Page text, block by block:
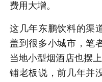
费用大增。
这几年东鹏饮料的渠
盖到很多小城市，笔
当地小型烟酒店也摆
铺老板说，前几年并